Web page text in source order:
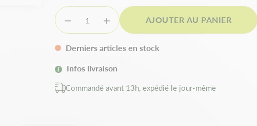
  AJOUTER AU PANIER
Derniers articles en stock
Infos livraison
Commandé avant 13h, expédié le jour-même